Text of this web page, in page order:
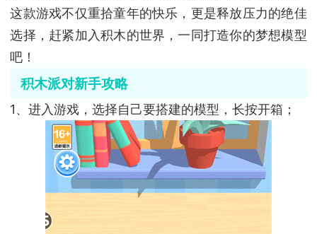
这款游戏不仅重拾童年的快乐，更是释放压力的绝佳
选择，赶紧加入积木的世界，一同打造你的梦想模型
吧！
积木派对新手攻略
1、进入游戏，选择自己要搭建的模型，长按开箱；